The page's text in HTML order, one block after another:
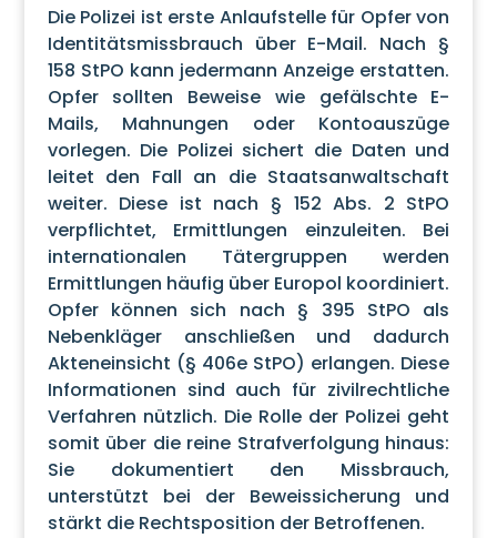
Die Polizei ist erste Anlaufstelle für Opfer von
Identitätsmissbrauch über E-Mail. Nach §
158 StPO kann jedermann Anzeige erstatten.
Opfer sollten Beweise wie gefälschte E-
Mails, Mahnungen oder Kontoauszüge
vorlegen. Die Polizei sichert die Daten und
leitet den Fall an die Staatsanwaltschaft
weiter. Diese ist nach § 152 Abs. 2 StPO
verpflichtet, Ermittlungen einzuleiten. Bei
internationalen Tätergruppen werden
Ermittlungen häufig über Europol koordiniert.
Opfer können sich nach § 395 StPO als
Nebenkläger anschließen und dadurch
Akteneinsicht (§ 406e StPO) erlangen. Diese
Informationen sind auch für zivilrechtliche
Verfahren nützlich. Die Rolle der Polizei geht
somit über die reine Strafverfolgung hinaus:
Sie dokumentiert den Missbrauch,
unterstützt bei der Beweissicherung und
stärkt die Rechtsposition der Betroffenen.